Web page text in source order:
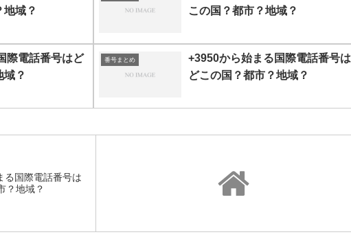
地域？
この国？都市？地域？
際電話番号はど
域？
番号まとめ
+3950から始まる国際電話番号は
どこの国？都市？地域？
る国際電話番号は
？地域？